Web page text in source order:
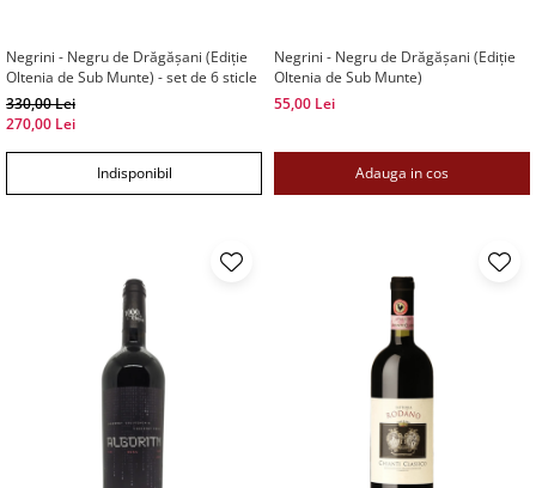
Negrini - Negru de Drăgășani (Ediție
Oltenia de Sub Munte) - set de 6 sticle
330,00 Lei
270,00 Lei
Indisponibil
Negrini - Negru de Drăgășani (Ediție
Oltenia de Sub Munte)
55,00 Lei
Adauga in cos